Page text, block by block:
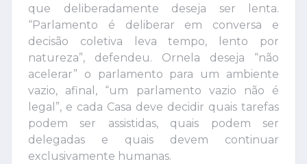
que deliberadamente deseja ser lenta.
“Parlamento é deliberar em conversa e
decisão coletiva leva tempo, lento por
natureza”, defendeu. Ornela deseja “não
acelerar” o parlamento para um ambiente
vazio, afinal, “um parlamento vazio não é
legal”, e cada Casa deve decidir quais tarefas
podem ser assistidas, quais podem ser
delegadas e quais devem continuar
exclusivamente humanas.